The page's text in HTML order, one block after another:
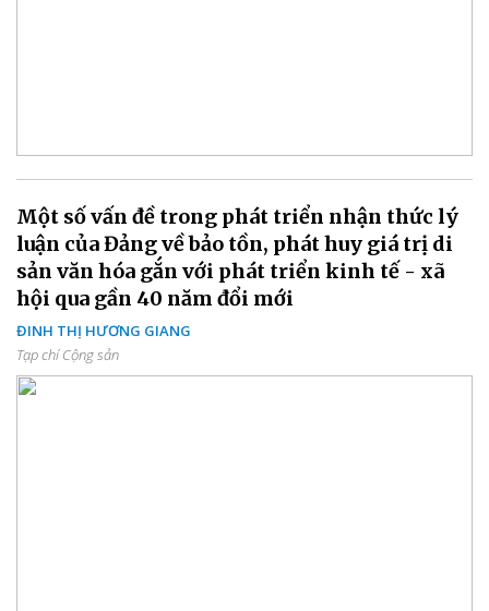
Một số vấn đề trong phát triển nhận thức lý
luận của Đảng về bảo tồn, phát huy giá trị di
sản văn hóa gắn với phát triển kinh tế - xã
hội qua gần 40 năm đổi mới
ĐINH THỊ HƯƠNG GIANG
Tạp chí Cộng sản